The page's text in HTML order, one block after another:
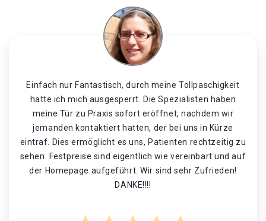
Einfach nur Fantastisch, durch meine Tollpaschigkeit
hatte ich mich ausgesperrt. Die Spezialisten haben
meine Tür zu Praxis sofort eröffnet, nachdem wir
jemanden kontaktiert hatten, der bei uns in Kürze
eintraf. Dies ermöglicht es uns, Patienten rechtzeitig zu
sehen. Festpreise sind eigentlich wie vereinbart und auf
der Homepage aufgeführt. Wir sind sehr Zufrieden!
DANKE!!!!